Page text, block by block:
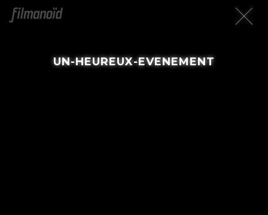
UN-HEUREUX-EVENEMENT